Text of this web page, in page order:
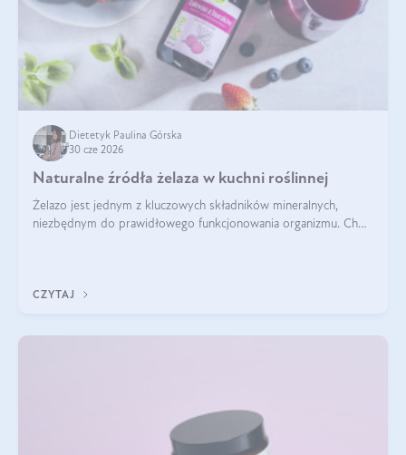
Dietetyk Paulina Górska
30 cze 2026
Naturalne źródła żelaza w kuchni roślinnej
Żelazo jest jednym z kluczowych składników mineralnych,
niezbędnym do prawidłowego funkcjonowania organizmu. Choć
CZYTAJ